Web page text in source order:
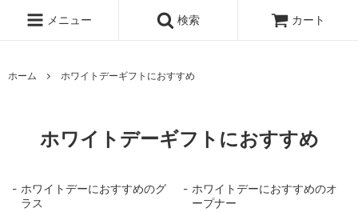
メニュー 検索 カート
ホーム ホワイトデーギフトにおすすめ
ホワイトデーギフトにおすすめ
ホワイトデーにおすすめのグ
ラス
ホワイトデーにおすすめのオ
ープナー